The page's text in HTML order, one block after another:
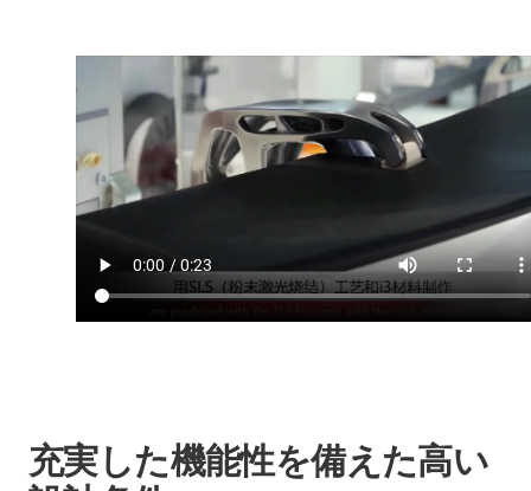
充実した機能性を備えた高い